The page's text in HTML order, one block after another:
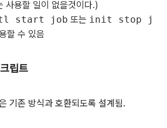
사용할 일이 없을것이다.)
start job 또는 init stop j
할 수 있음
립트
존 방식과 호환되도록 설계됨.